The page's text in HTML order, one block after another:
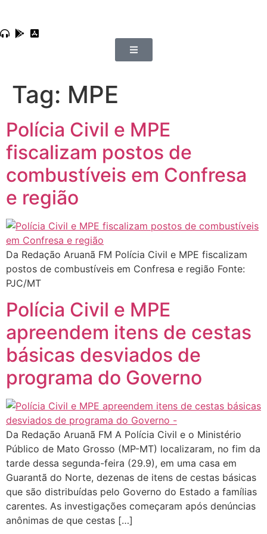
Tag: MPE
Polícia Civil e MPE
fiscalizam postos de
combustíveis em Confresa
e região
Da Redação Aruanã FM Polícia Civil e MPE fiscalizam
postos de combustíveis em Confresa e região Fonte:
PJC/MT
Polícia Civil e MPE
apreendem itens de cestas
básicas desviados de
programa do Governo
Da Redação Aruanã FM A Polícia Civil e o Ministério
Público de Mato Grosso (MP-MT) localizaram, no fim da
tarde dessa segunda-feira (29.9), em uma casa em
Guarantã do Norte, dezenas de itens de cestas básicas
que são distribuídas pelo Governo do Estado a famílias
carentes. As investigações começaram após denúncias
anônimas de que cestas […]